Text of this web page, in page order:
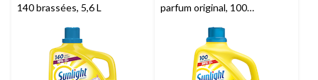
140 brassées, 5,6 L
parfum original, 100